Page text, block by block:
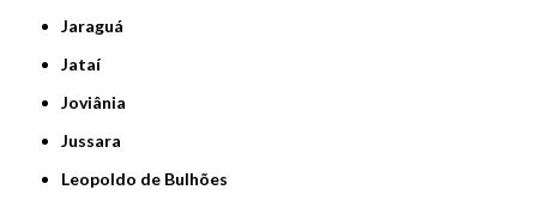
Jaraguá
Jataí
Joviânia
Jussara
Leopoldo de Bulhões